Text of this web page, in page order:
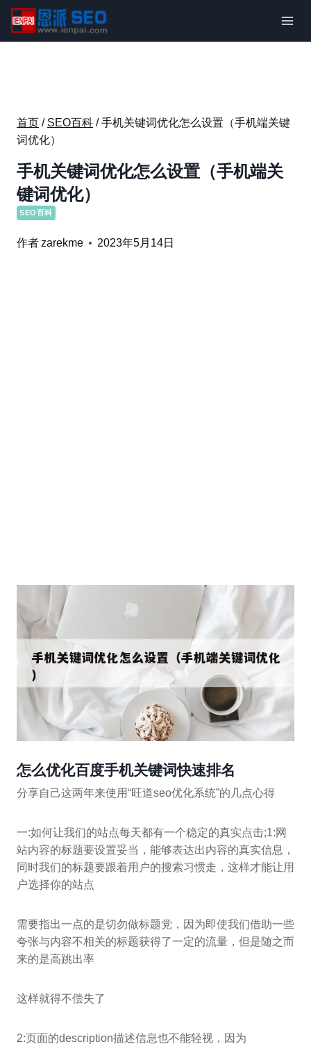
内
首页 / SEO百科 / 手机关键词优化怎么设置（手机端关键
词优化）
手机关键词优化怎么设置（手机端关
键词优化）
SEO百科
作者zarekme 2023年5月14日
怎么优化百度手机关键词快速排名
分享自己这两年来使用“旺道seo优化系统”的几点心得
一:如何让我们的站点每天都有一个稳定的真实点击;1:网
站内容的标题要设置妥当，能够表达出内容的真实信息，
同时我们的标题要跟着用户的搜索习惯走，这样才能让用
户选择你的站点
需要指出一点的是切勿做标题党，因为即使我们借助一些
夸张与内容不相关的标题获得了一定的流量，但是随之而
来的是高跳出率
这样就得不偿失了
2:页面的description描述信息也不能轻视，因为